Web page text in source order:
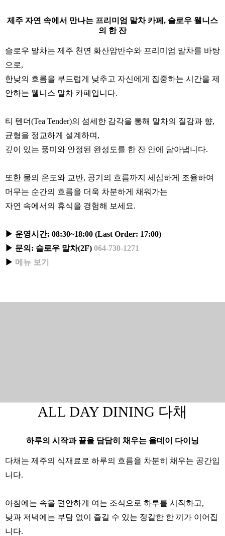
제주 자연 속에서 만나는 프리미엄 말차 카페, 슬로우 웰니스
의 한 잔
슬로우 말차는 제주 천연 화산암반수와 프리미엄 말차를 바탕
으로,
한낮의 흐름을 부드럽게 낮추고 자신에게 집중하는 시간을 제
안하는 웰니스 말차 카페입니다.
티 텐더(Tea Tender)의 섬세한 감각을 통해 말차의 질감과 향,
균형을 정교하게 설계하며,
깊이 있는 풍미와 안정된 완성도를 한 잔 안에 담아냅니다.
또한 물의 온도와 교반, 공기의 흐름까지 세심하게 조율하여
머무는 순간의 흐름을 더욱 차분하게 채워가는
자연 속에서의 휴식을 경험해 보세요.
▶ 운영시간: 08:30~18:00 (Last Order: 17:00)
▶ 문의: 슬로우 말차(2F) 064-730-1271
▶ 메뉴 보기
ALL DAY DINING 다채
하루의 시작과 끝을 담담히 채우는 올데이 다이닝
다채는 제주의 식재료로 하루의 흐름을 차분히 채우는 공간입
니다.
아침에는 속을 편안하게 여는 조식으로 하루를 시작하고,
낮과 저녁에는 부담 없이 즐길 수 있는 정갈한 한 끼가 이어집
니다.